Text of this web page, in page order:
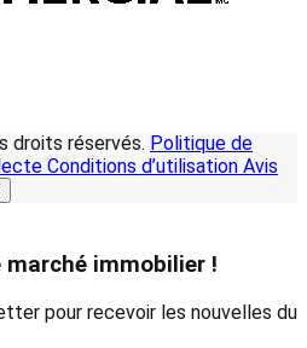
droits réservés. Politique de
Conditions d’utilisation Avis
immobilier !
pour recevoir les nouvelles du